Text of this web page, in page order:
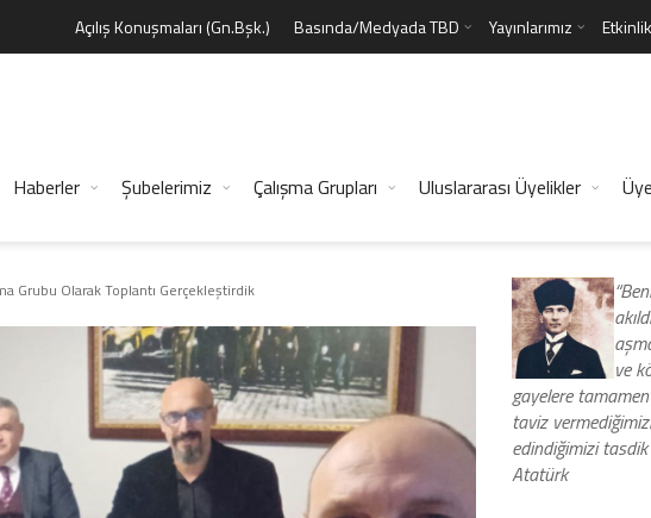
Açılış Konuşmaları (Gn.Bşk.) Basında/Medyada TBD Yayınlarımız
Haberler Şubelerimiz Çalışma Grupları Uluslararası Üyelikler
Grubu Olarak Toplantı Gerçekleştirdik
ve
gayelere
taviz
edindiğimizi
Atatürk